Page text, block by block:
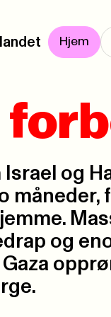
Hjem
og
måneder,
og